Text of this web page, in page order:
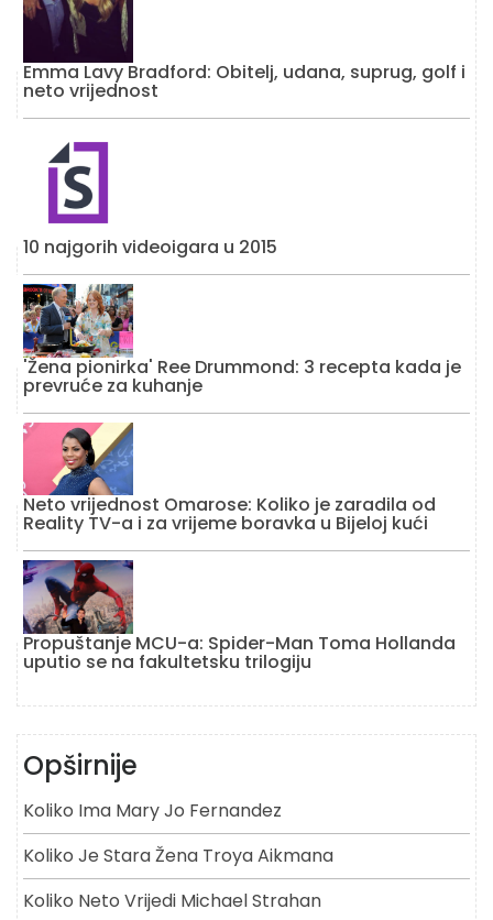
Emma Lavy Bradford: Obitelj, udana, suprug, golf i
neto vrijednost
10 najgorih videoigara u 2015
'Žena pionirka' Ree Drummond: 3 recepta kada je
prevruće za kuhanje
Neto vrijednost Omarose: Koliko je zaradila od
Reality TV-a i za vrijeme boravka u Bijeloj kući
Propuštanje MCU-a: Spider-Man Toma Hollanda
uputio se na fakultetsku trilogiju
Opširnije
Koliko Ima Mary Jo Fernandez
Koliko Je Stara Žena Troya Aikmana
Koliko Neto Vrijedi Michael Strahan